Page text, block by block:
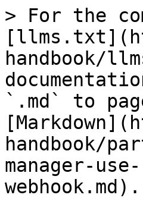
> For the
handbook/
`.md` to
handbook/
manager-
webhook.md).